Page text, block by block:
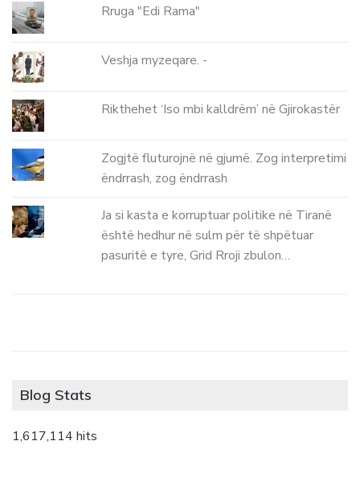
Rruga "Edi Rama"
Veshja myzeqare. -
Rikthehet ‘Iso mbi kalldrëm’ në Gjirokastër
Zogjtë fluturojnë në gjumë. Zog interpretimi
ëndrrash, zog ëndrrash
Ja si kasta e korruptuar politike në Tiranë
është hedhur në sulm për të shpëtuar
pasuritë e tyre, Grid Rroji zbulon…
Blog Stats
1,617,114 hits